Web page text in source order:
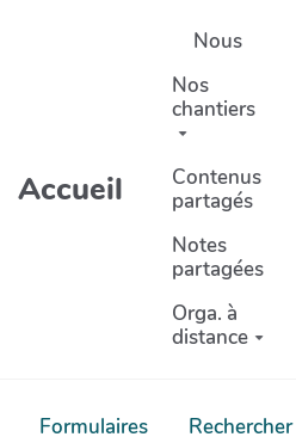
Aller au contenu principal
Accueil
Nous
Nos
chantiers
Contenus
partagés
Notes
partagées
Orga. à
distance
Formulaires Rechercher